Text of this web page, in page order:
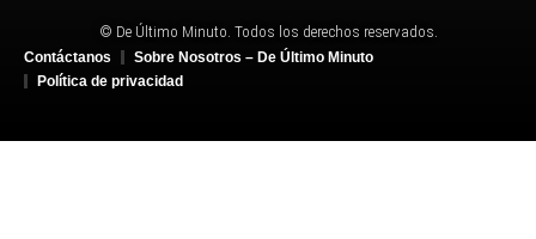
© De Último Minuto. Todos los derechos reservados.
Contáctanos
Sobre Nosotros – De Último Minuto
Política de privacidad